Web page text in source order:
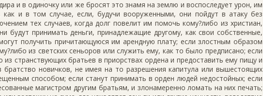
и в одиночку или же бросят это знамя на землю и воспоследует урон, им
как и в том случае, если, будучи вооруженными, они пойдут в атаку без
тех случаев, когда долг повелит им помочь кому?либо из христиан,
будут принимать деньги, принадлежащие другому, как свои собственные,
получить причитающуюся им арендную плату; если злостным образом
из светских сеньоров или служить ему, как то было предписано; если
из странствующих братьев в приорствах ордена и предоставить ему пищу и
братство новичков, не имея на то разрешения капитула или вышестоящих
способом; если станут принимать в орден людей недостойных; если
магистром другим братьям, и злонамеренно ломать на них печать;